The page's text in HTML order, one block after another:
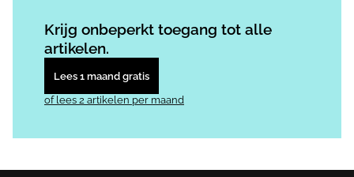
Krijg onbeperkt toegang tot alle
artikelen.
Lees 1 maand gratis
of lees 2 artikelen per maand